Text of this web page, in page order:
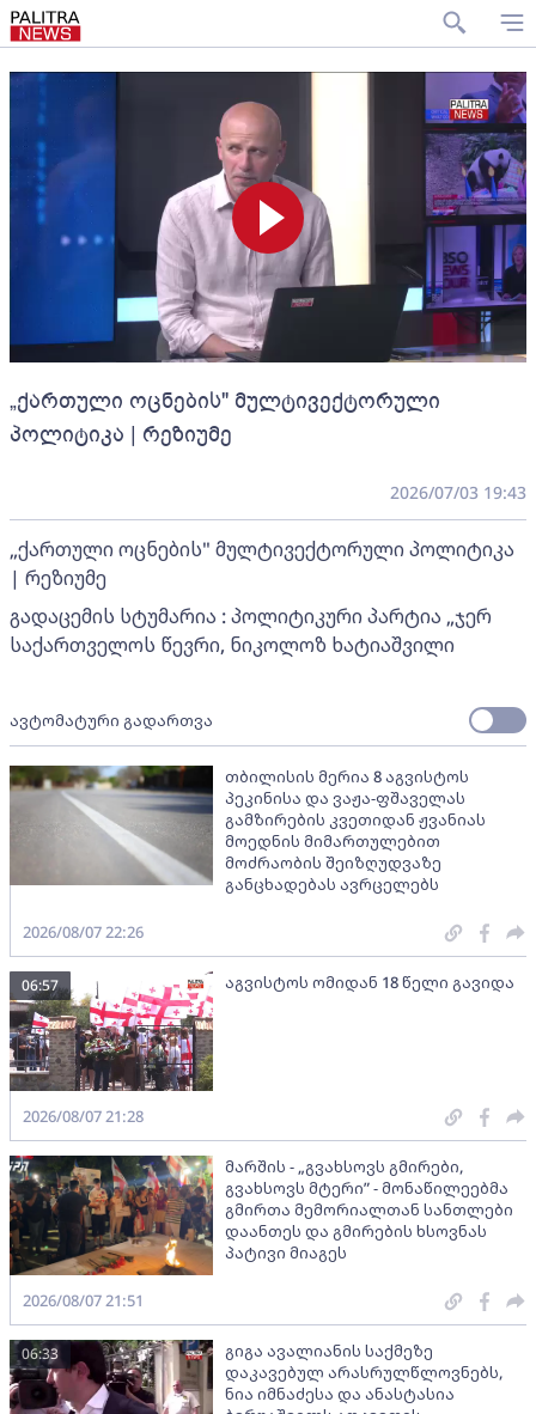
„ქართული ოცნების" მულტივექტორული
პოლიტიკა | რეზიუმე
2026/07/03 19:43
„ქართული ოცნების" მულტივექტორული პოლიტიკა
| რეზიუმე
გადაცემის სტუმარია : პოლიტიკური პარტია „ჯერ
საქართველოს წევრი, ნიკოლოზ ხატიაშვილი
ავტომატური გადართვა
თბილისის მერია 8 აგვისტოს
პეკინისა და ვაჟა-ფშაველას
გამზირების კვეთიდან ჟვანიას
მოედნის მიმართულებით
მოძრაობის შეიზღუდვაზე
განცხადებას ავრცელებს
2026/08/07 22:26
აგვისტოს ომიდან 18 წელი გავიდა
06:57
2026/08/07 21:28
მარშის - „გვახსოვს გმირები,
გვახსოვს მტერი” - მონაწილეებმა
გმირთა მემორიალთან სანთლები
დაანთეს და გმირების ხსოვნას
პატივი მიაგეს
2026/08/07 21:51
გიგა ავალიანის საქმეზე
დაკავებულ არასრულწლოვნებს,
ნია იმნაძესა და ანასტასია
06:33